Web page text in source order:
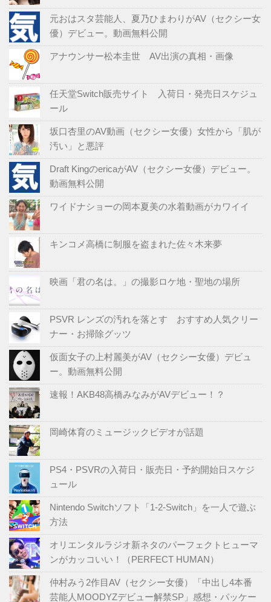
元おはスタ芸能人、夏乃ひまわりがAV（セクシー女
優）デビュー。動画無料公開
アナウンサー松本圭世 AV出演の真相・画像
任天堂Switch販売サイト 入荷日・発売日スケジュ
ール
坂口杏里のAV動画（セクシー女優）女性から「肌が
汚い」と悪評
Draft KingのericaがAV（セクシー女優）デビュー。
動画無料公開
ワイドナショーの岡本夏美の水着動画がカワイイ
キンコメ高橋に制服を盗まれた佐々木来夢
映画「君の名は。」の撮影ロケ地・聖地の場所
PSVR レンズの汚れを落とす おすすめ人気クリー
ナー・お掃除グッツ
仮面女子の上村麗美がAV（セクシー女優）デビュ
ー。動画無料公開
速報！AKB48高橋みなみがAVデビュー！？
岡崎体育のミュージックビデオが話題
PS4・PSVRの入荷日・販売日・予約開始日スケジ
ュール
Nintendo Switchソフト「1-2-Switch」を一人で遊ぶ
方法
オリエンタルラジオ新ネタのパーフェクトヒューマ
ンがカッコいい！（PERFECT HUMAN）
仲村みう2作目AV（セクシー女優）「中出し4本番
芸能人MOODYZデビュー解禁SP」感想・パッケー